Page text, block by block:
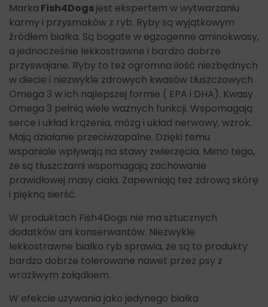
Marka Fish4Dogsjest ekspertem w wytwarzaniu
karmy i przysmaków z ryb. Ryby są wyjątkowym
źródłem białka. Są bogate w egzogenne aminokwasy,
a jednocześnie lekkostrawne i bardzo dobrze
przyswajane. Ryby to też ogromna ilość niezbędnych
w diecie i niezwykle zdrowych kwasów tłuszczowych
Omega 3 w ich najlepszej formie ( EPA i DHA). Kwasy
Omega 3 pełnią wiele ważnych funkcji. Wspomagają
serce i układ krążenia, mózg i układ nerwowy, wzrok.
Mają działanie przeciwzapalne. Dzięki temu
wspaniale wpływają na stawy zwierzęcia. Mimo tego,
że są tłuszczami wspomagają zachowanie
prawidłowej masy ciała. Zapewniają też zdrową skórę
i piękną sierść.
W produktach Fish4Dogs nie ma sztucznych
dodatków ani konserwantów. Niezwykle
lekkostrawne białko ryb sprawia, że są to produkty
bardzo dobrze tolerowane nawet przez psy z
wrażliwym żołądkiem.
W efekcie używania jako jedynego białka